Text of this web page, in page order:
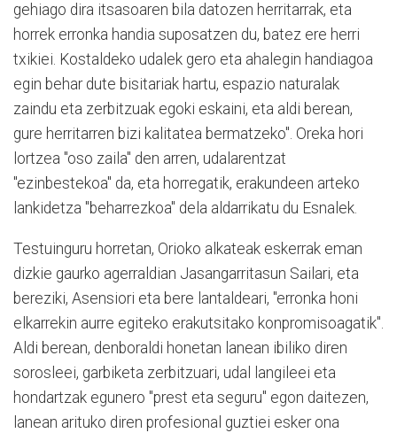
gehiago dira itsasoaren bila datozen herritarrak, eta
horrek erronka handia suposatzen du, batez ere herri
txikiei. Kostaldeko udalek gero eta ahalegin handiagoa
egin behar dute bisitariak hartu, espazio naturalak
zaindu eta zerbitzuak egoki eskaini, eta aldi berean,
gure herritarren bizi kalitatea bermatzeko". Oreka hori
lortzea "oso zaila" den arren, udalarentzat
"ezinbestekoa" da, eta horregatik, erakundeen arteko
lankidetza "beharrezkoa" dela aldarrikatu du Esnalek.
Testuinguru horretan, Orioko alkateak eskerrak eman
dizkie gaurko agerraldian Jasangarritasun Sailari, eta
bereziki, Asensiori eta bere lantaldeari, "erronka honi
elkarrekin aurre egiteko erakutsitako konpromisoagatik".
Aldi berean, denboraldi honetan lanean ibiliko diren
sorosleei, garbiketa zerbitzuari, udal langileei eta
hondartzak egunero "prest eta seguru" egon daitezen,
lanean arituko diren profesional guztiei esker ona